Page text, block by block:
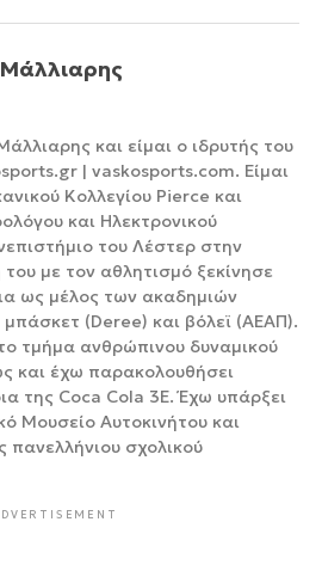
και είμαι ο ιδρυτής του
| vaskosports.com. Είμαι
Κολλεγίου Pierce και
και Ηλεκτρονικού
του Λέστερ στην
με τον αθλητισμό ξεκίνησε
ως μέλος των ακαδημιών
(Deree) και βόλεϊ (ΑΕΑΠ).
τμήμα ανθρώπινου δυναμικού
και έχω παρακολουθήσει
της Coca Cola 3Ε. Έχω υπάρξει
Μουσείο Αυτοκινήτου και
πανελλήνιου σχολικού